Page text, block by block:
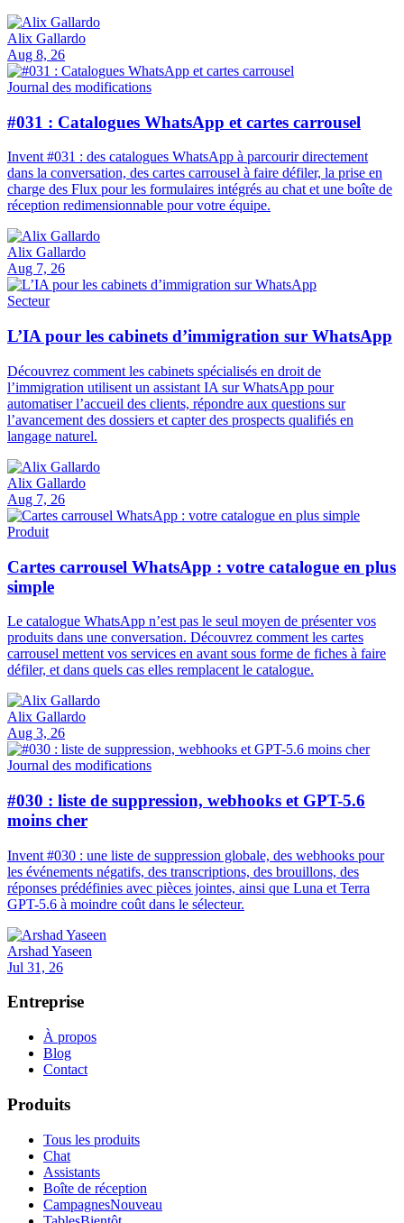
Alix Gallardo
Aug 8, 26
Journal des modifications
#031 : Catalogues WhatsApp et cartes carrousel
Invent #031 : des catalogues WhatsApp à parcourir directement
dans la conversation, des cartes carrousel à faire défiler, la prise en
charge des Flux pour les formulaires intégrés au chat et une boîte de
réception redimensionnable pour votre équipe.
Alix Gallardo
Aug 7, 26
Secteur
L’IA pour les cabinets d’immigration sur WhatsApp
Découvrez comment les cabinets spécialisés en droit de
l’immigration utilisent un assistant IA sur WhatsApp pour
automatiser l’accueil des clients, répondre aux questions sur
l’avancement des dossiers et capter des prospects qualifiés en
langage naturel.
Alix Gallardo
Aug 7, 26
Produit
Cartes carrousel WhatsApp : votre catalogue en plus
simple
Le catalogue WhatsApp n’est pas le seul moyen de présenter vos
produits dans une conversation. Découvrez comment les cartes
carrousel mettent vos services en avant sous forme de fiches à faire
défiler, et dans quels cas elles remplacent le catalogue.
Alix Gallardo
Aug 3, 26
Journal des modifications
#030 : liste de suppression, webhooks et GPT-5.6
moins cher
Invent #030 : une liste de suppression globale, des webhooks pour
les événements négatifs, des transcriptions, des brouillons, des
réponses prédéfinies avec pièces jointes, ainsi que Luna et Terra
GPT-5.6 à moindre coût dans le sélecteur.
Arshad Yaseen
Jul 31, 26
Entreprise
À propos
Blog
Contact
Produits
Tous les produits
Chat
Assistants
Boîte de réception
CampagnesNouveau